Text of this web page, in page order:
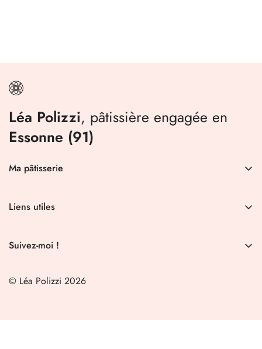
Léa Polizzi, pâtissière engagée en
Essonne (91)
Ma pâtisserie
Qui suis-je ?
Liens utiles
Offre aux entreprises
Suivez-moi !
© Léa Polizzi 2026